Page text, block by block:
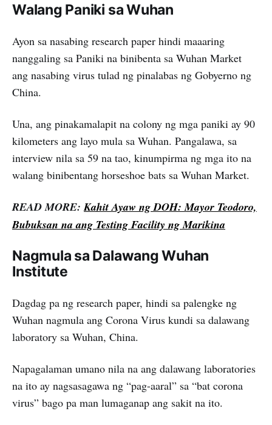
Walang Paniki sa Wuhan
Ayon sa nasabing research paper hindi maaaring
nanggaling sa Paniki na binibenta sa Wuhan Market
ang nasabing virus tulad ng pinalabas ng Gobyerno ng
China.
Una, ang pinakamalapit na colony ng mga paniki ay 90
kilometers ang layo mula sa Wuhan. Pangalawa, sa
interview nila sa 59 na tao, kinumpirma ng mga ito na
walang binibentang horseshoe bats sa Wuhan Market.
READ MORE:Kahit Ayaw ng DOH: Mayor Teodoro,
Bubuksan na ang Testing Facility ng Marikina
Nagmula sa Dalawang Wuhan
Institute
Dagdag pa ng research paper, hindi sa palengke ng
Wuhan nagmula ang Corona Virus kundi sa dalawang
laboratory sa Wuhan, China.
Napagalaman umano nila na ang dalawang laboratories
na ito ay nagsasagawa ng “pag-aaral” sa “bat corona
virus” bago pa man lumaganap ang sakit na ito.